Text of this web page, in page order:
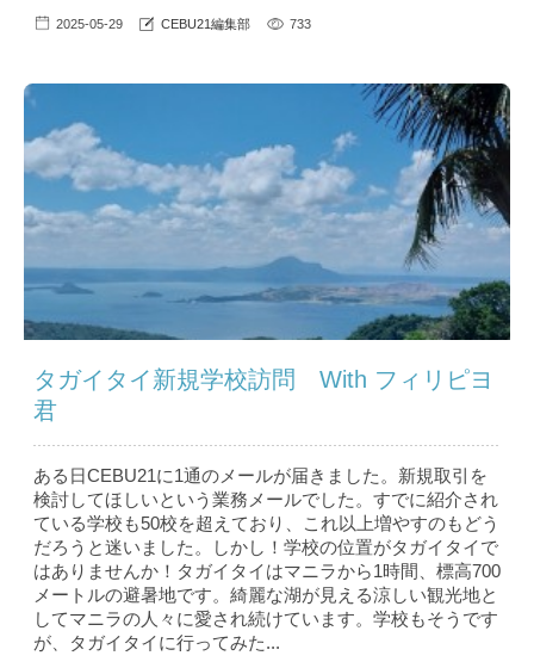
2025-05-29 CEBU21編集部 733
タガイタイ新規学校訪問 With フィリピヨ
君
ある日CEBU21に1通のメールが届きました。新規取引を
検討してほしいという業務メールでした。すでに紹介され
ている学校も50校を超えており、これ以上増やすのもどう
だろうと迷いました。しかし！学校の位置がタガイタイで
はありませんか！タガイタイはマニラから1時間、標高700
メートルの避暑地です。綺麗な湖が見える涼しい観光地と
してマニラの人々に愛され続けています。学校もそうです
が、タガイタイに行ってみた...